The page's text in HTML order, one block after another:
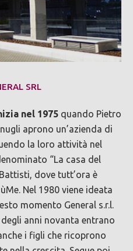
SRL
nel 1975 quando Pietro
aprono un’azienda di
la loro attività nel
“La casa del
dove tutt’ora è
Nel 1980 viene ideata
momento General s.r.l.
anni novanta entrano
i figli che ricoprono